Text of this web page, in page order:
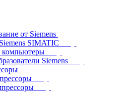
от Siemens
SIMATIC
Siemens